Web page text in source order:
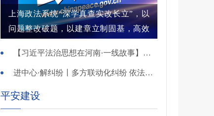
上海政法系统“深学真查实改长立”，以
问题整改破题，以建章立制固基，高效
【习近平法治思想在河南·一线故事】河南省新乡市红旗区：高能效治理的“洪门密码”
进中心·解纠纷丨多方联动化纠纷 依法调解护农耕
平安建设